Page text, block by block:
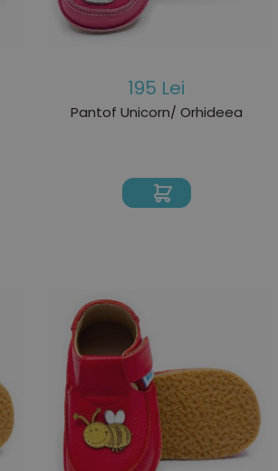
195 Lei
Pantof Unicorn/ Orhideea